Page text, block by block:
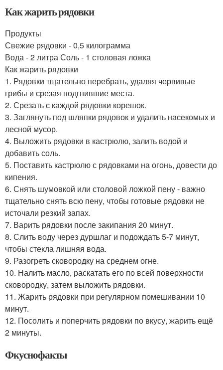
Как жарить рядовки
Продукты
Свежие рядовки - 0,5 килограмма
Вода - 2 литра Соль - 1 столовая ложка
Как жарить рядовки
1. Рядовки тщательно перебрать, удаляя червивые
грибы и срезая подгнившие места.
2. Срезать с каждой рядовки корешок.
3. Заглянуть под шляпки рядовок и удалить насекомых и
лесной мусор.
4. Выложить рядовки в кастрюлю, залить водой и
добавить соль.
5. Поставить кастрюлю с рядовками на огонь, довести до
кипения.
6. Снять шумовкой или столовой ложкой пену - важно
тщательно снять всю пену, чтобы готовые рядовки не
источали резкий запах.
7. Варить рядовки после закипания 20 минут.
8. Слить воду через дуршлаг и подождать 5-7 минут,
чтобы стекла лишняя вода.
9. Разогреть сковородку на среднем огне.
10. Налить масло, раскатать его по всей поверхности
сковородку, затем выложить рядовки.
11. Жарить рядовки при регулярном помешивании 10
минут.
12. Посолить и поперчить рядовки по вкусу, жарить ещё
2 минуты.
Фкуснофакты